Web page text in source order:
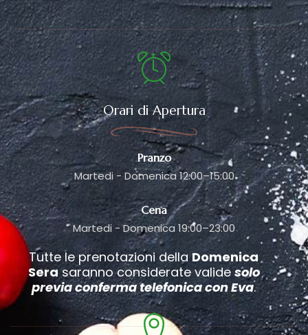
Orari di Apertura
Pranzo
Martedi - Domenica 12:00–15:00
Cena
Martedi - Domenica 19:00–23:00
Tutte le prenotazioni dellaDomenica
Serasaranno considerate valide solo
previa conferma telefonica con Eva.